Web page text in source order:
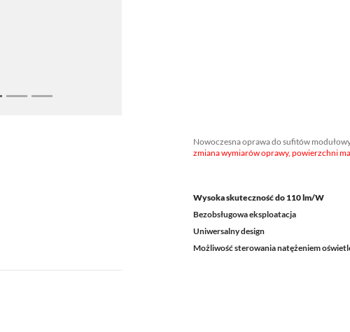
Nowoczesna oprawa do sufitów
zmiana wymiarów oprawy, powierzchni
Wysoka skuteczność do 110 lm/W
Bezobsługowa eksploatacja
Uniwersalny design
Możliwość sterowania natężeniem